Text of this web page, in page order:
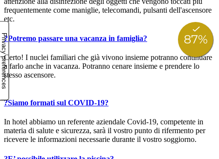
frequentemente come maniglie, telecomandi, pulsanti dell'ascensore
etc.
?Potremo passare una vacanza in famiglia?
Certo! I nuclei familiari che già vivono insieme potranno continuare
a farlo anche in vacanza. Potranno cenare insieme e prendere lo
stesso ascensore.
?Siamo formati sul COVID-19?
In hotel abbiamo un referente aziendale Covid-19, competente in
materia di salute e sicurezza, sarà il vostro punto di rifermento per
ricevere le informazioni necessarie durante il vostro soggiorno.